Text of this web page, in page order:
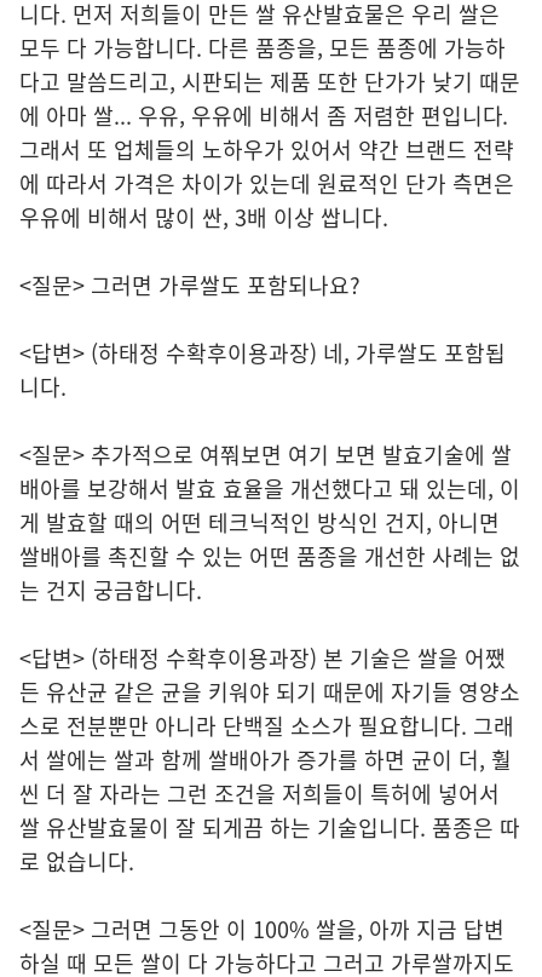
니다. 먼저 저희들이 만든 쌀 유산발효물은 우리 쌀은
모두 다 가능합니다. 다른 품종을, 모든 품종에 가능하
다고 말씀드리고, 시판되는 제품 또한 단가가 낮기 때문
에 아마 쌀... 우유, 우유에 비해서 좀 저렴한 편입니다.
그래서 또 업체들의 노하우가 있어서 약간 브랜드 전략
에 따라서 가격은 차이가 있는데 원료적인 단가 측면은
우유에 비해서 많이 싼, 3배 이상 쌉니다.
<질문> 그러면 가루쌀도 포함되나요?
<답변> (하태정 수확후이용과장) 네, 가루쌀도 포함됩
니다.
<질문> 추가적으로 여쭤보면 여기 보면 발효기술에 쌀
배아를 보강해서 발효 효율을 개선했다고 돼 있는데, 이
게 발효할 때의 어떤 테크닉적인 방식인 건지, 아니면
쌀배아를 촉진할 수 있는 어떤 품종을 개선한 사례는 없
는 건지 궁금합니다.
<답변> (하태정 수확후이용과장) 본 기술은 쌀을 어쨌
든 유산균 같은 균을 키워야 되기 때문에 자기들 영양소
스로 전분뿐만 아니라 단백질 소스가 필요합니다. 그래
서 쌀에는 쌀과 함께 쌀배아가 증가를 하면 균이 더, 훨
씬 더 잘 자라는 그런 조건을 저희들이 특허에 넣어서
쌀 유산발효물이 잘 되게끔 하는 기술입니다. 품종은 따
로 없습니다.
<질문> 그러면 그동안 이 100% 쌀을, 아까 지금 답변
하실 때 모든 쌀이 다 가능하다고 그러고 가루쌀까지도